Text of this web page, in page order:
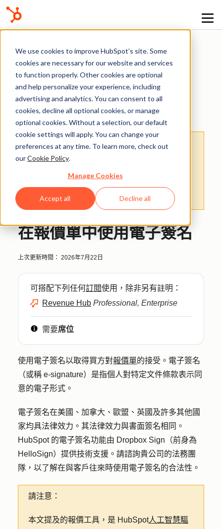
We use cookies to improve HubSpot’s site. Some
cookies are necessary for our website and services
to function properly. Other cookies are optional
and help personalize your experience, including
advertising and analytics. You can consent to all
cookies, decline all optional cookies, or manage
optional cookies. Without a selection, our default
cookie settings will apply. You can change your
preferences at any time. To learn more, check out
ourCookie Policy.
Manage Cookies
Accept all Decline all
知識庫
報價
請注意： ：這篇文章的翻譯只是為了方便而提
供。譯文透過翻譯軟體自動建立，可能沒有經
些內容。
在報價單中使用電子簽名
上次更新時間： 2026年7月22日
可搭配下列任何訂閱使用，除非另有註明：
Revenue Hub Professional, Enterprise
需要席位
使用電子簽名以取得買方對報價單的接受。電子簽名
（或稱 e-signature）是指個人對特定文件條款表示同
意的電子形式。
電子簽名在美國、加拿大、歐盟、英國及許多其他國
家均具法律效力。其法律效力與書面簽名相同。
HubSpot 的電子簽名功能由 Dropbox Sign（前身為
HelloSign）提供技術支援。請諮詢貴公司的法務團
隊，以了解在與客戶往來時使用電子簽名的合法性。
請注意：
本文提及的報價工具，是 HubSpot人工智慧驅